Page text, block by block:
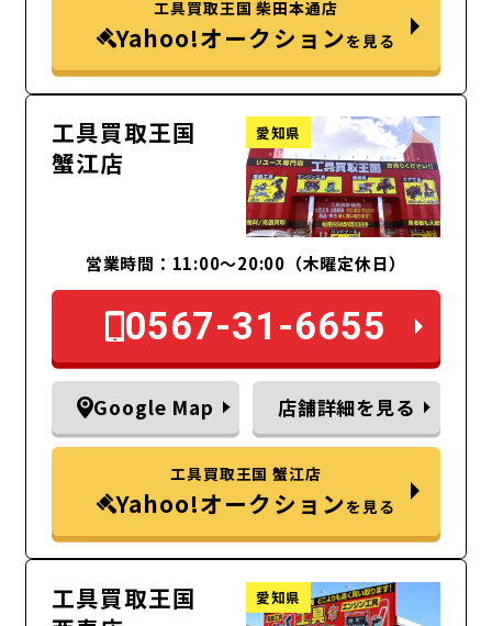
工具買取王国 柴田本通店
Yahoo!オークションを見る
工具買取王国
蟹江店
愛知県
営業時間：11:00～20:00（木曜定休日）
0567-31-6655
Google Map 店舗詳細を見る
工具買取王国 蟹江店
Yahoo!オークションを見る
工具買取王国
愛知県